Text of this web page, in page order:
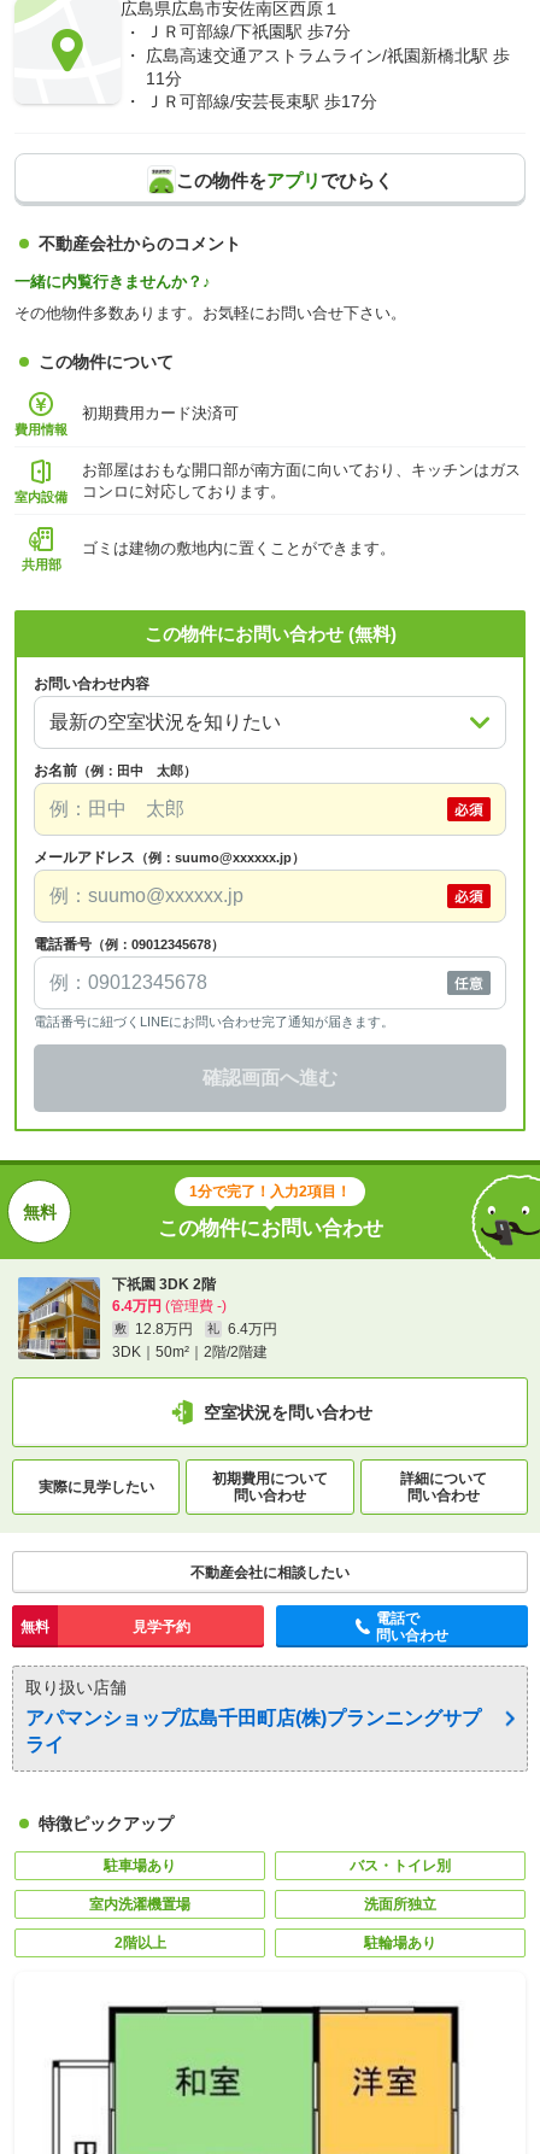
広島県広島市安佐南区西原１
ＪＲ可部線/下祇園駅 歩7分
広島高速交通アストラムライン/祇園新橋北駅 歩
11分
ＪＲ可部線/安芸長束駅 歩17分
この物件をアプリでひらく
不動産会社からのコメント
一緒に内覧行きませんか？♪
その他物件多数あります。お気軽にお問い合せ下さい。
この物件について
費用情報
初期費用カード決済可
室内設備
お部屋はおもな開口部が南方面に向いており、キッチンはガス
コンロに対応しております。
共用部
ゴミは建物の敷地内に置くことができます。
この物件にお問い合わせ (無料)
お問い合わせ内容
お名前 （例：田中 太郎）
メールアドレス （例：suumo@xxxxxx.jp）
電話番号 （例：09012345678）
電話番号に紐づくLINEにお問い合わせ完了通知が届きます。
確認画面へ進む
1分で完了！入力2項目！
この物件にお問い合わせ
下祇園 3DK 2階
6.4万円 (管理費 -)
敷 12.8万円 礼
6.4万円
3DK｜50m²｜2階/2階建
空室状況を問い合わせ
実際に見学したい
初期費用について
問い合わせ
詳細について
問い合わせ
不動産会社に相談したい
無料 見学予約
電話で
問い合わせ
取り扱い店舗
アパマンショップ広島千田町店(株)プランニングサプ
ライ
特徴ピックアップ
駐車場あり バス・トイレ別
室内洗濯機置場 洗面所独立
2階以上 駐輪場あり